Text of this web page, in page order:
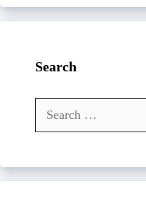
Search
Search
for: